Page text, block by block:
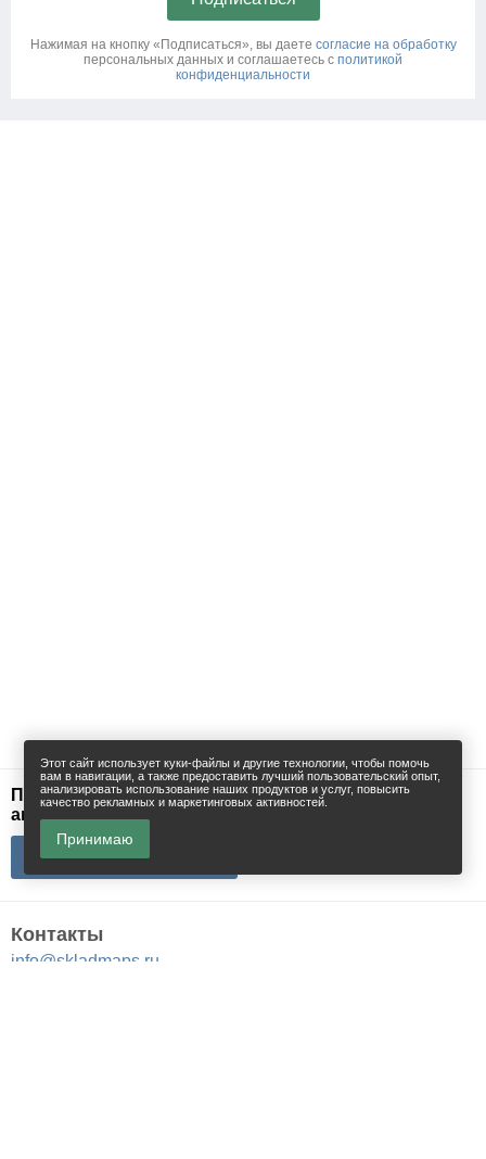
Нажимая на кнопку «Подписаться», вы даете согласие на обработку
персональных данных и соглашаетесь c политикой
конфиденциальности
Поиск офисов, торговых помещений и
апартаментов
Этот сайт использует куки-файлы и другие технологии, чтобы помочь
вам в навигации, а также предоставить лучший пользовательский опыт,
анализировать использование наших продуктов и услуг, повысить
качество рекламных и маркетинговых активностей.
Принимаю
Контакты
info@skladmaps.ru